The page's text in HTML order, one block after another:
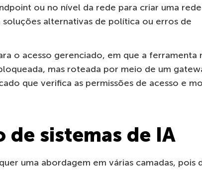
ou no nível da rede para criar uma
soluções alternativas de política ou erros de
o acesso gerenciado, em que a ferramenta
mas roteada por meio de um
que verifica as permissões de acesso e
de sistemas de IA
uma abordagem em várias camadas, pois